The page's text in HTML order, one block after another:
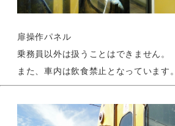
扉操作パネル
乗務員以外は扱うことはできません。
また、車内は飲食禁止となっています。